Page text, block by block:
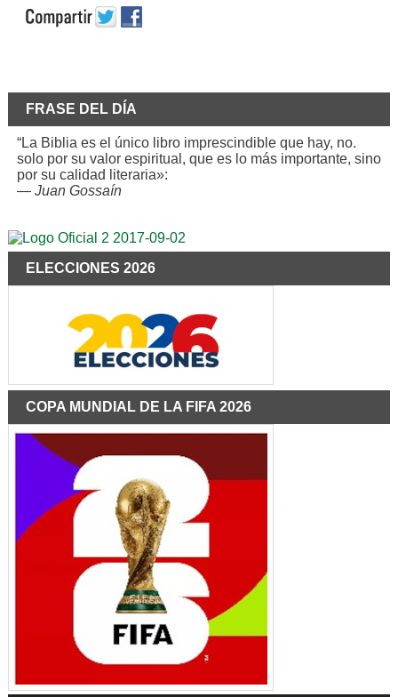
FRASE DEL DÍA
“La Biblia es el único libro imprescindible que hay, no.
solo por su valor espiritual, que es lo más importante, sino
por su calidad literaria»:
— Juan Gossaín
ELECCIONES 2026
COPA MUNDIAL DE LA FIFA 2026